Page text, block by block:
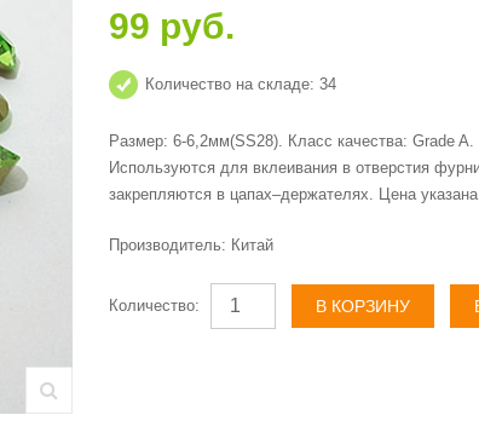
99 руб.
Количество на складе: 34
Размер: 6-6,2мм(SS28). Класс качества: Grade
Используются для вклеивания в отверстия
закрепляются в цапах–держателях. Цена
Производитель: Китай
Количество: